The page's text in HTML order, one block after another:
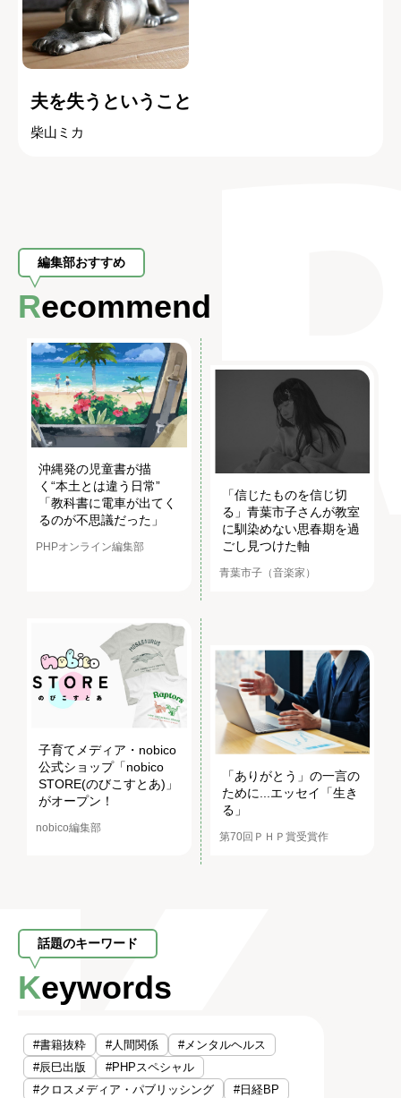
夫を失うということ
柴山ミカ
編集部おすすめ
Recommend
沖縄発の児童書が描
く“本土とは違う日常”
「教科書に電車が出てく
るのが不思議だった」
PHPオンライン編集部
「信じたものを信じ切
る」青葉市子さんが教室
に馴染めない思春期を過
ごし見つけた軸
青葉市子（音楽家）
子育てメディア・nobico
公式ショップ「nobico
STORE(のびこすとあ)」
がオープン！
nobico編集部
「ありがとう」の一言の
ために...エッセイ「生き
る」
第70回ＰＨＰ賞受賞作
話題のキーワード
Keywords
#書籍抜粋 #人間関係
#メンタルヘルス
#辰巳出版
#PHPスペシャル
#クロスメディア・パブリッシング
#日経BP